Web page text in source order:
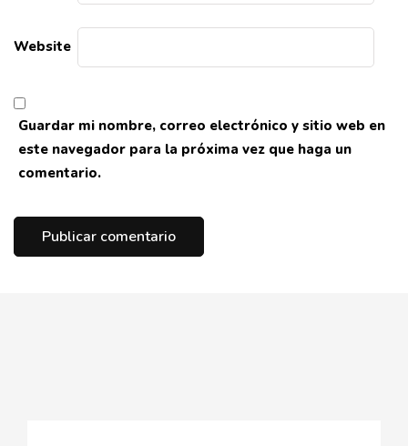
Website
Guardar mi nombre, correo electrónico y sitio web en
este navegador para la próxima vez que haga un
comentario.